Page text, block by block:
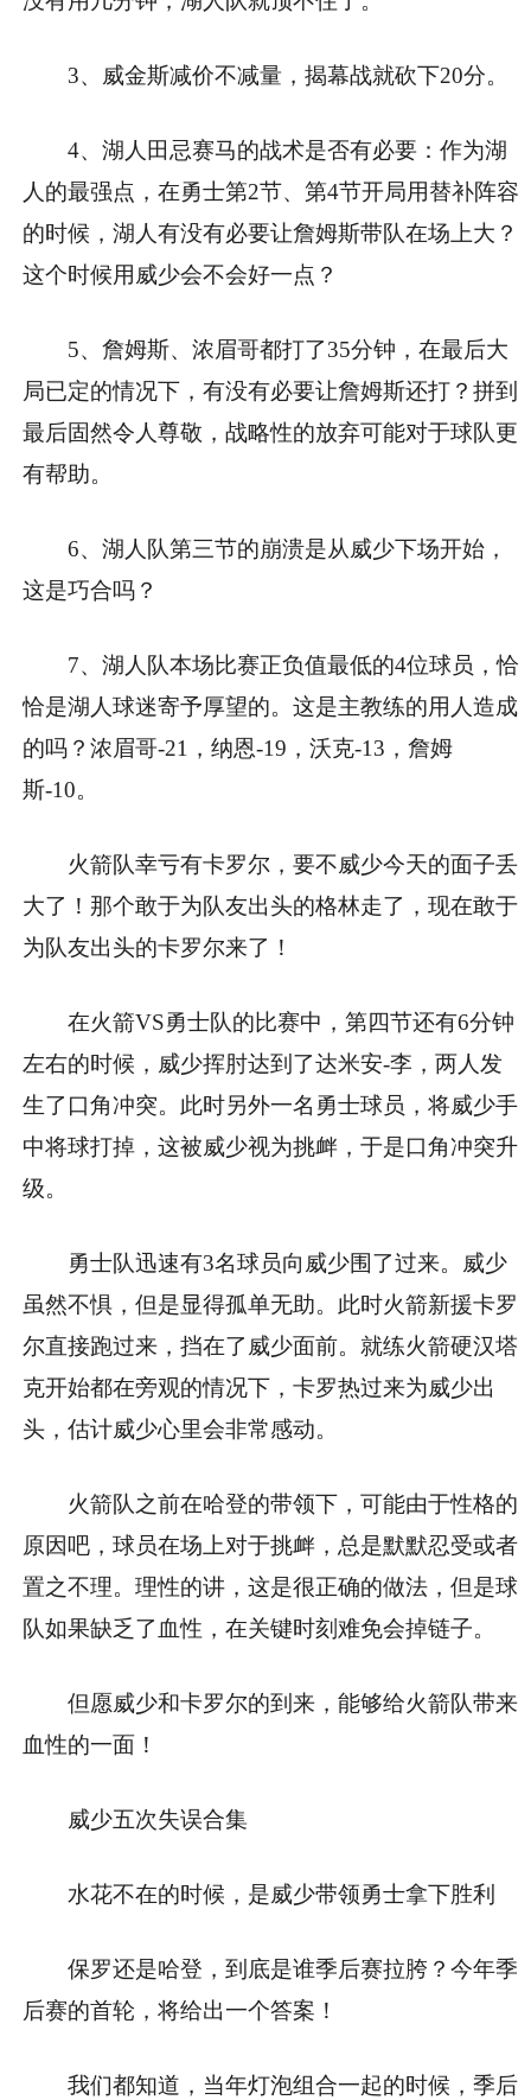
3、威金斯减价不减量，揭幕战就砍下20分。
4、湖人田忌赛马的战术是否有必要：作为湖
人的最强点，在勇士第2节、第4节开局用替补阵容
的时候，湖人有没有必要让詹姆斯带队在场上大？
这个时候用威少会不会好一点？
5、詹姆斯、浓眉哥都打了35分钟，在最后大
局已定的情况下，有没有必要让詹姆斯还打？拼到
最后固然令人尊敬，战略性的放弃可能对于球队更
有帮助。
6、湖人队第三节的崩溃是从威少下场开始，
这是巧合吗？
7、湖人队本场比赛正负值最低的4位球员，恰
恰是湖人球迷寄予厚望的。这是主教练的用人造成
的吗？浓眉哥-21，纳恩-19，沃克-13，詹姆
斯-10。
火箭队幸亏有卡罗尔，要不威少今天的面子丢
大了！那个敢于为队友出头的格林走了，现在敢于
为队友出头的卡罗尔来了！
在火箭VS勇士队的比赛中，第四节还有6分钟
左右的时候，威少挥肘达到了达米安-李，两人发
生了口角冲突。此时另外一名勇士球员，将威少手
中将球打掉，这被威少视为挑衅，于是口角冲突升
级。
勇士队迅速有3名球员向威少围了过来。威少
虽然不惧，但是显得孤单无助。此时火箭新援卡罗
尔直接跑过来，挡在了威少面前。就练火箭硬汉塔
克开始都在旁观的情况下，卡罗热过来为威少出
头，估计威少心里会非常感动。
火箭队之前在哈登的带领下，可能由于性格的
原因吧，球员在场上对于挑衅，总是默默忍受或者
置之不理。理性的讲，这是很正确的做法，但是球
队如果缺乏了血性，在关键时刻难免会掉链子。
但愿威少和卡罗尔的到来，能够给火箭队带来
血性的一面！
威少五次失误合集
水花不在的时候，是威少带领勇士拿下胜利
保罗还是哈登，到底是谁季后赛拉胯？今年季
后赛的首轮，将给出一个答案！
我们都知道，当年灯泡组合一起的时候，季后